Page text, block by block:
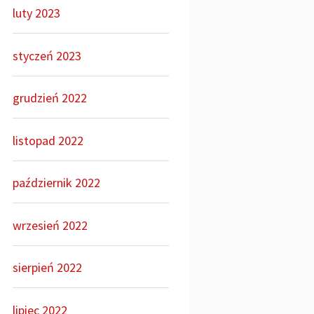
luty 2023
styczeń 2023
grudzień 2022
listopad 2022
październik 2022
wrzesień 2022
sierpień 2022
lipiec 2022